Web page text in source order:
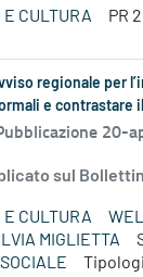
E CULTURA PR
regionale
e contrastare
20-
sul
E CULTURA
MIGLIETTA